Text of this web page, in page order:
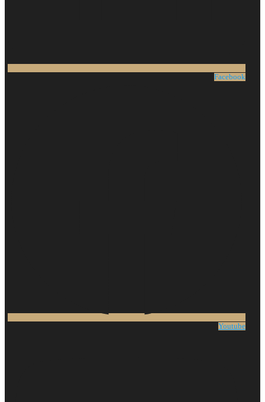
Facebook
Youtube